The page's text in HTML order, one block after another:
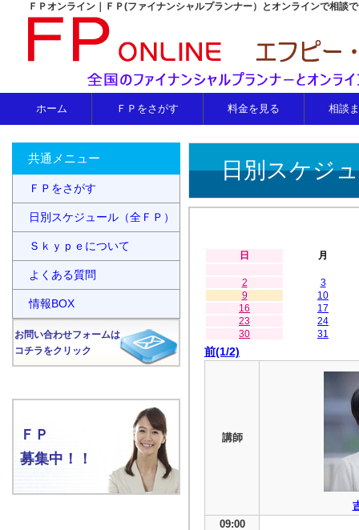
ＦＰオンライン｜ＦＰ(ファイナンシャルプランナー）とオンラインで相談
ホーム ＦＰをさがす 料金を見る 相談
日別スケジ
日 月
2
3
9
10
16
17
23
24
30
31
前(1/2)
講師
09:00
共通メニュー
ＦＰをさがす
日別スケジュール（全ＦＰ）
Ｓｋｙｐｅについて
よくある質問
情報BOX
お問い合わせフォームは
コチラをクリック
ＦＰ
募集中！！